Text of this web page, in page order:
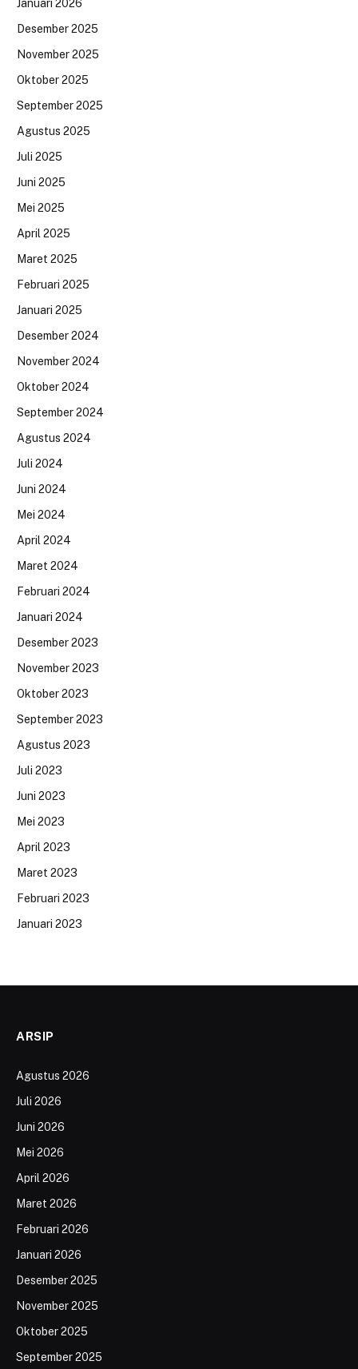
Januari 2026
Desember 2025
November 2025
Oktober 2025
September 2025
Agustus 2025
Juli 2025
Juni 2025
Mei 2025
April 2025
Maret 2025
Februari 2025
Januari 2025
Desember 2024
November 2024
Oktober 2024
September 2024
Agustus 2024
Juli 2024
Juni 2024
Mei 2024
April 2024
Maret 2024
Februari 2024
Januari 2024
Desember 2023
November 2023
Oktober 2023
September 2023
Agustus 2023
Juli 2023
Juni 2023
Mei 2023
April 2023
Maret 2023
Februari 2023
Januari 2023
ARSIP
Agustus 2026
Juli 2026
Juni 2026
Mei 2026
April 2026
Maret 2026
Februari 2026
Januari 2026
Desember 2025
November 2025
Oktober 2025
September 2025